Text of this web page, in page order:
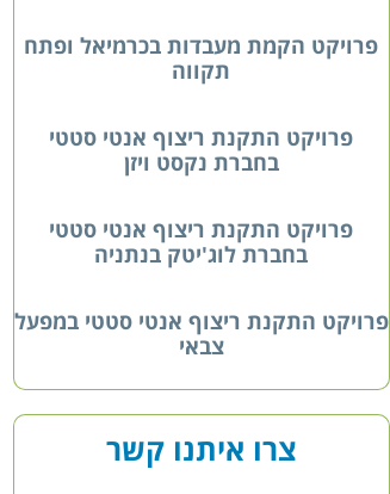
פרויקט הקמת מעבדות בכרמיאל ופתח
תקווה
פרויקט התקנת ריצוף אנטי סטטי
בחברת נקסט ויזן
פרויקט התקנת ריצוף אנטי סטטי
בחברת לוג'יטק בנתניה
פרויקט התקנת ריצוף אנטי סטטי במפעל
צבאי
צרו איתנו קשר